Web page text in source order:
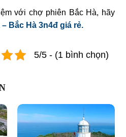
với chợ phiên Bắc Hà, hãy
Bắc Hà 3n4đ giá rẻ.
5/5 - (1 bình chọn)